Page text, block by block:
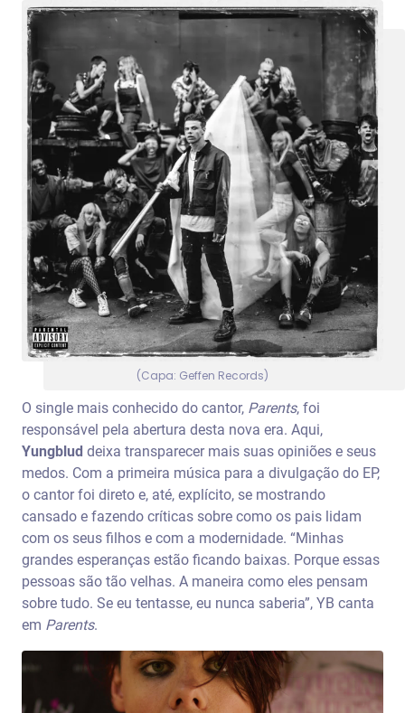
(Capa: Geffen Records)
O single mais conhecido do cantor, Parents, foi
responsável pela abertura desta nova era. Aqui,
Yungblud deixa transparecer mais suas opiniões e seus
medos. Com a primeira música para a divulgação do EP,
o cantor foi direto e, até, explícito, se mostrando
cansado e fazendo críticas sobre como os pais lidam
com os seus filhos e com a modernidade. “Minhas
grandes esperanças estão ficando baixas. Porque essas
pessoas são tão velhas. A maneira como eles pensam
sobre tudo. Se eu tentasse, eu nunca saberia”, YB canta
em Parents.